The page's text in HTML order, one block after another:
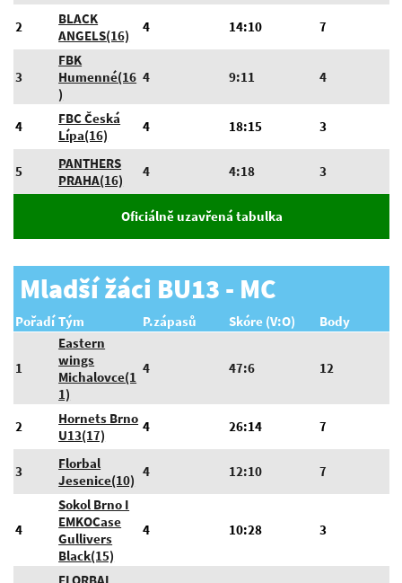
2
BLACK
ANGELS(16)
4 14:10 7
3
FBK
Humenné(16
)
4 9:11 4
4
FBC Česká
Lípa(16)
4 18:15 3
5
PANTHERS
PRAHA(16)
4 4:18 3
Oficiálně uzavřená tabulka
Mladší žáci BU13 - MC
Pořadí Tým P.zápasů Skóre (V:O) Body
1
Eastern
wings
Michalovce(1
1)
4 47:6 12
2
Hornets Brno
U13(17)
4 26:14 7
3
Florbal
Jesenice(10)
4 12:10 7
4
Sokol Brno I
EMKOCase
Gullivers
Black(15)
4 10:28 3